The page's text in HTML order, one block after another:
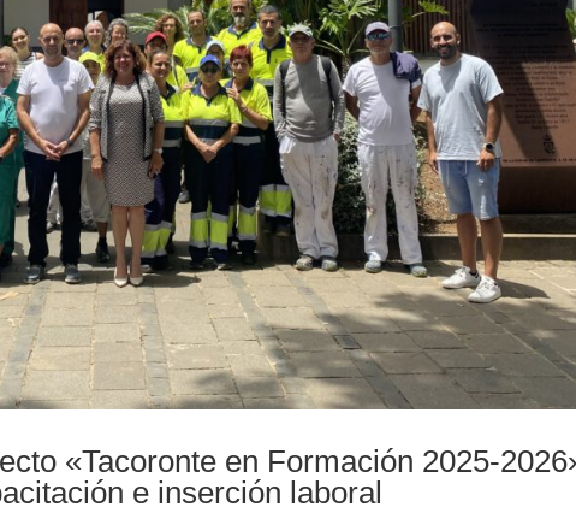
«Tacoronte en Formación 2025-
e inserción laboral